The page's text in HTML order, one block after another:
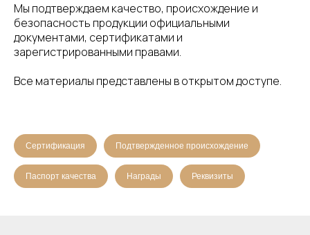
Мы подтверждаем качество, происхождение и
безопасность продукции официальными
документами, сертификатами и
зарегистрированными правами.
Все материалы представлены в открытом доступе.
Сертификация Подтвержденное происхождение
Паспорт качества Награды Реквизиты